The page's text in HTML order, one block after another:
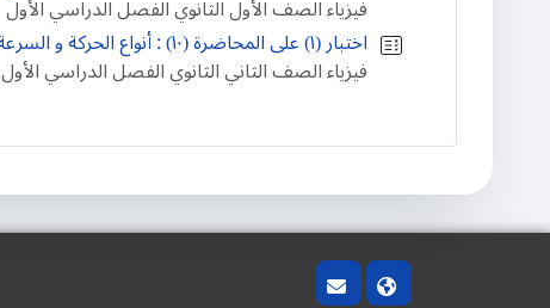
فيزياء الصف الأول الثانوي الفصل الدراسي الأول
اختبار (١) على المحاضرة (١٠) : أنواع الحركة و السرعة المنتظمة و السرعة غير المنتظمة
فيزياء الصف الثاني الثانوي الفصل الدراسي الأول